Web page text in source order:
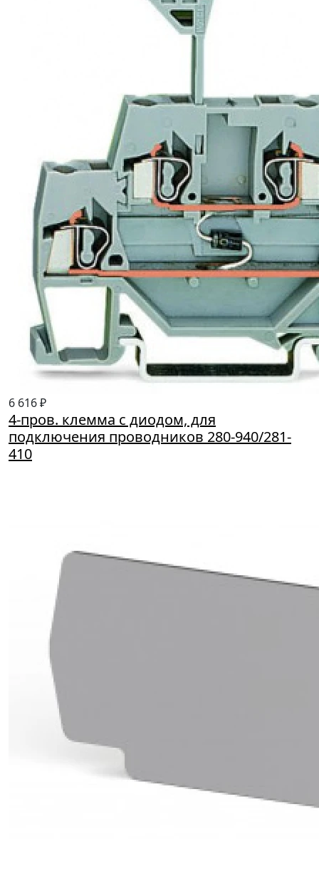
6 616 ₽
4-пров. клемма с диодом, для
подключения проводников 280-940/281-
410